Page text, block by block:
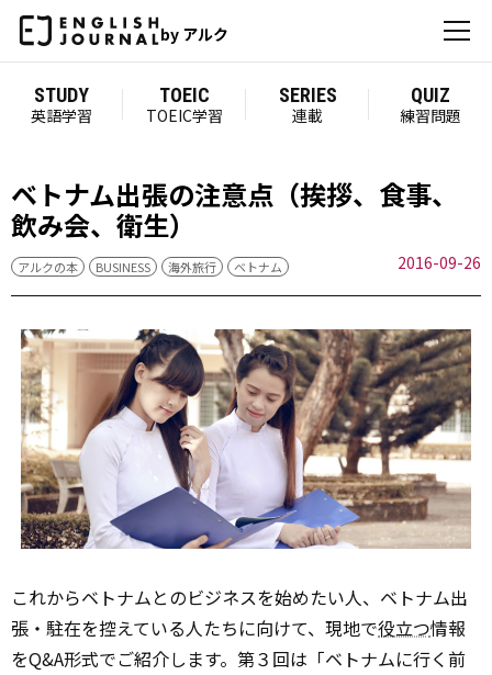
by アルク
STUDY
英語学習
TOEIC
TOEIC学習
SERIES
連載
QUIZ
練習問題
ベトナム出張の注意点（挨拶、食事、
飲み会、衛生）
アルクの本 BUSINESS 海外旅行 ベトナム 2016-09-26
これからベトナムとのビジネスを始めたい人、ベトナム出
張・駐在を控えている人たちに向けて、現地で役立つ情報
をQ&A形式でご紹介します。第３回は「ベトナムに行く前